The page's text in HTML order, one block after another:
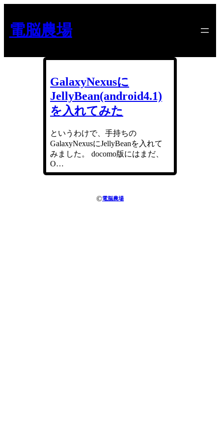
を
ス
ッ
電脳農場
GalaxyNexusに
JellyBean(android4.1)
を入れてみた
というわけで、手持ちの
GalaxyNexusにJellyBeanを入れて
みました。 docomo版にはまだ、
O…
©電脳農場